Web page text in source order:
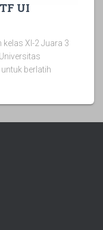
UI
XI-2 Juara 3
berlatih